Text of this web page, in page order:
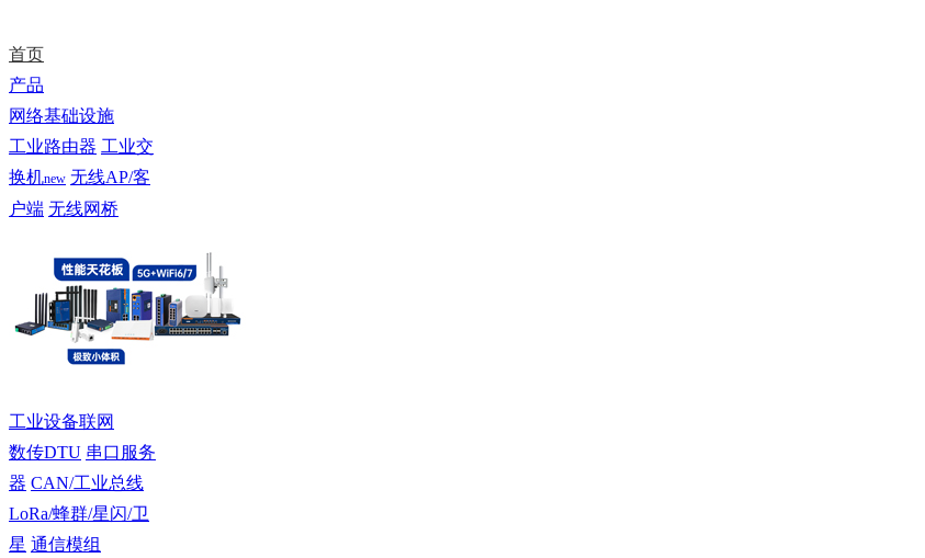
首页
产品
网络基础设施
工业路由器 工业交
换机new 无线AP/客
户端 无线网桥
工业设备联网
数传DTU 串口服务
器 CAN/工业总线
LoRa/蜂群/星闪/卫
星 通信模组